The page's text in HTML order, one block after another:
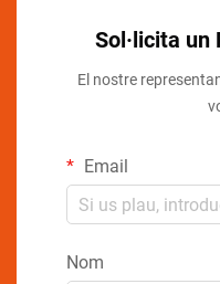
Sol·licita
El nostre
Email
Nom